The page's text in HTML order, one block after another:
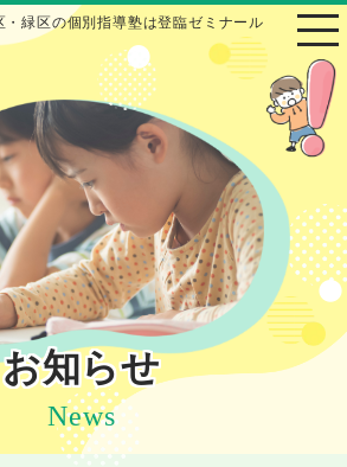
・緑区の個別指導塾は登臨ゼミナール
お知らせ
News